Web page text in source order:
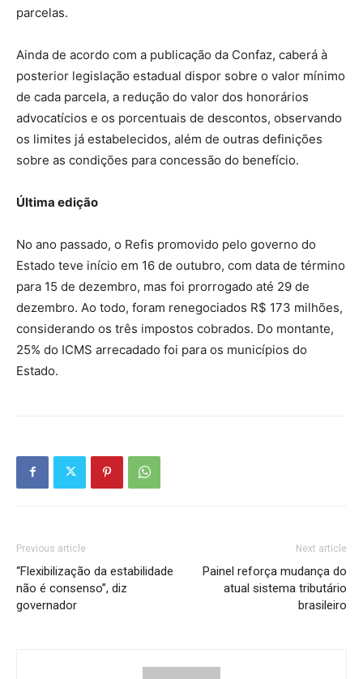
parcelas.
Ainda de acordo com a publicação da Confaz, caberá à
posterior legislação estadual dispor sobre o valor mínimo
de cada parcela, a redução do valor dos honorários
advocatícios e os porcentuais de descontos, observando
os limites já estabelecidos, além de outras definições
sobre as condições para concessão do benefício.
Última edição
No ano passado, o Refis promovido pelo governo do
Estado teve início em 16 de outubro, com data de término
para 15 de dezembro, mas foi prorrogado até 29 de
dezembro. Ao todo, foram renegociados R$ 173 milhões,
considerando os três impostos cobrados. Do montante,
25% do ICMS arrecadado foi para os municípios do
Estado.
Previous article
“Flexibilização da estabilidade
não é consenso”, diz
governador
Next article
Painel reforça mudança do
atual sistema tributário
brasileiro